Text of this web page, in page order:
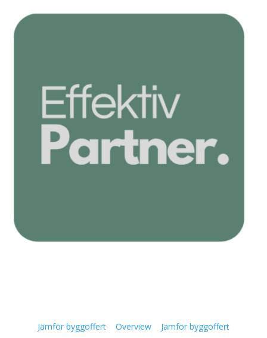
Jämför byggoffert Overview Jämför byggoffert